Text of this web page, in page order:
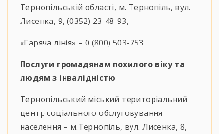
Тернопільській області, м. Тернопіль, вул.
Лисенка, 9, (0352) 23-48-93,
«Гаряча лінія» – 0 (800) 503-753
Послуги громадянам похилого віку та
людям з інвалідністю
Тернопільський міський територіальний
центр соціального обслуговування
населення – м.Тернопіль, вул. Лисенка, 8,